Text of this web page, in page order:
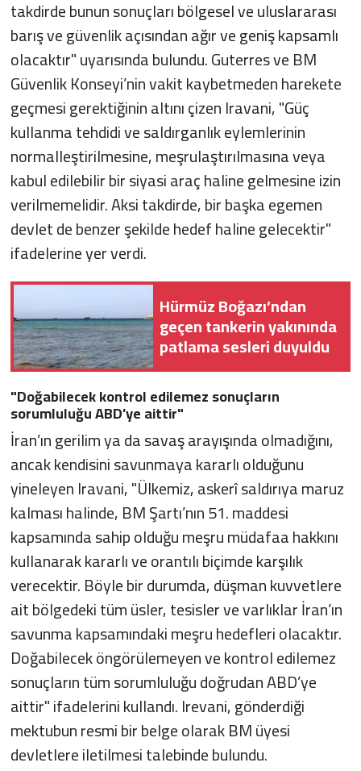
takdirde bunun sonuçları bölgesel ve uluslararası
barış ve güvenlik açısından ağır ve geniş kapsamlı
olacaktır" uyarısında bulundu. Guterres ve BM
Güvenlik Konseyi’nin vakit kaybetmeden harekete
geçmesi gerektiğinin altını çizen Iravani, "Güç
kullanma tehdidi ve saldırganlık eylemlerinin
normalleştirilmesine, meşrulaştırılmasına veya
kabul edilebilir bir siyasi araç haline gelmesine izin
verilmemelidir. Aksi takdirde, bir başka egemen
devlet de benzer şekilde hedef haline gelecektir"
ifadelerine yer verdi.
Hürmüz Boğazı’ndan
geçen tankerin yakınında
patlama sesleri duyuldu
"Doğabilecek kontrol edilemez sonuçların
sorumluluğu ABD’ye aittir"
İran’ın gerilim ya da savaş arayışında olmadığını,
ancak kendisini savunmaya kararlı olduğunu
yineleyen Iravani, "Ülkemiz, askerî saldırıya maruz
kalması halinde, BM Şartı’nın 51. maddesi
kapsamında sahip olduğu meşru müdafaa hakkını
kullanarak kararlı ve orantılı biçimde karşılık
verecektir. Böyle bir durumda, düşman kuvvetlere
ait bölgedeki tüm üsler, tesisler ve varlıklar İran’ın
savunma kapsamındaki meşru hedefleri olacaktır.
Doğabilecek öngörülemeyen ve kontrol edilemez
sonuçların tüm sorumluluğu doğrudan ABD’ye
aittir" ifadelerini kullandı. Irevani, gönderdiği
mektubun resmi bir belge olarak BM üyesi
devletlere iletilmesi talebinde bulundu.